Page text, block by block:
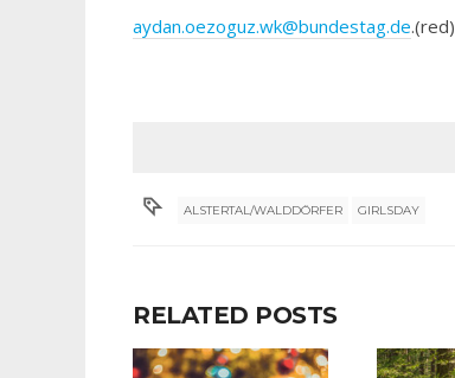
aydan.oezoguz.wk@bundestag.de.(red)
ALSTERTAL/WALDDÖRFER GIRLSDAY
RELATED POSTS